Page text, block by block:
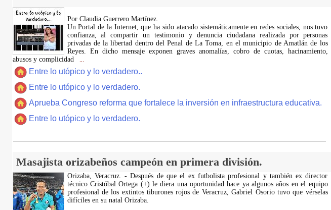
Por Claudia Guerrero Martínez.
​Un Portal de la Internet, que ha sido atacado sistemáticamente en redes sociales, nos tuvo
confianza, al compartir un testimonio y denuncia ciudadana realizada por personas
privadas de la libertad dentro del Penal de La Toma, en el municipio de Amatlán de los
Reyes. En dicho mensaje exponen graves anomalías, cobro de cuotas, hacinamiento,
abusos y complicidad
Entre lo utópico y lo verdadero..
Entre lo utópico y lo verdadero.
Aprueba Congreso reforma que fortalece la inversión en infraestructura educativa.
Entre lo utópico y lo verdadero.
Masajista orizabeños campeón en primera división.
Orizaba, Veracruz. - Después de que el ex futbolista profesional y también ex director
técnico Cristóbal Ortega (+) le diera una oportunidad hace ya algunos años en el equipo
profesional de los extintos tiburones rojos de Veracruz, Gabriel Osorio tuvo que vérselas
difíciles en su natal Orizaba.